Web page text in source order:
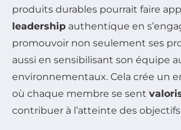
produits durables pourrait faire
leadership authentique en
promouvoir non seulement ses
aussi en sensibilisant son équipe
environnementaux. Cela crée un
où chaque membre se sent
contribuer à l’atteinte des objectifs